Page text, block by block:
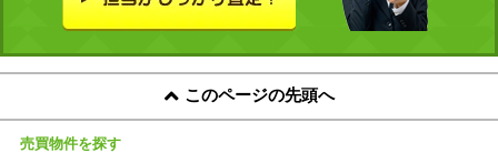
このページの先頭へ
売買物件を探す